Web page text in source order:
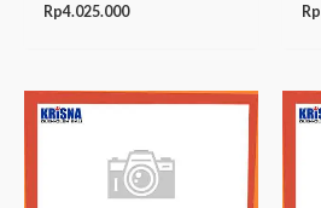
Rp4.025.000 Rp